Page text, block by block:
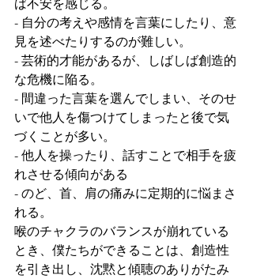
ば不安を感じる。
- 自分の考えや感情を言葉にしたり、意
見を述べたりするのが難しい。
- 芸術的才能があるが、しばしば創造的
な危機に陥る。
- 間違った言葉を選んでしまい、そのせ
いで他人を傷つけてしまったと後で気
づくことが多い。
- 他人を操ったり、話すことで相手を疲
れさせる傾向がある
- のど、首、肩の痛みに定期的に悩まさ
れる。
喉のチャクラのバランスが崩れている
とき、僕たちができることは、創造性
を引き出し、沈黙と傾聴のありがたみ